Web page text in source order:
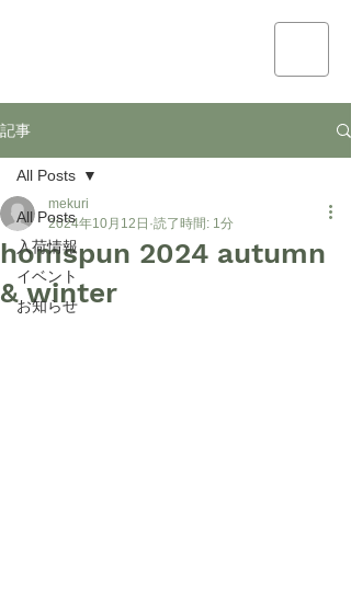
記事
All Posts
入荷情報
イベント
お知らせ
All Posts
homspun 2024 autumn
& winter
mekuri
2024年10月12日 読了時間: 1分